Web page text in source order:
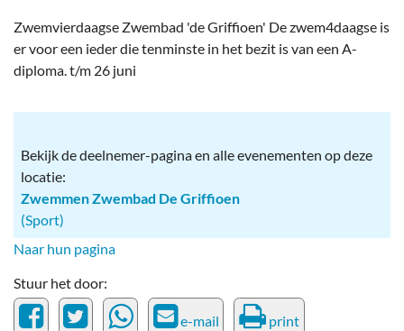
Zwemvierdaagse Zwembad 'de Griffioen' De zwem4daagse is
er voor een ieder die tenminste in het bezit is van een A-
diploma. t/m 26 juni
Bekijk de deelnemer-pagina en alle evenementen op deze
locatie:
Zwemmen Zwembad De Griffioen
(Sport)
Naar hun pagina
Stuur het door:
e-mail print